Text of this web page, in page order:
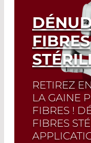
longueurs
peuvent
sens inverse
Read More
FIBRES
RETIREZ
LA GAINE
FIBRES !
FIBRES